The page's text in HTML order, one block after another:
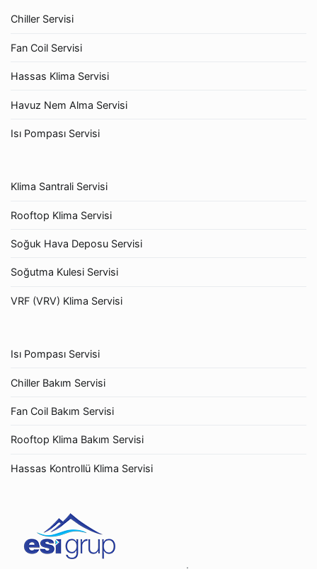
Chiller Servisi
Fan Coil Servisi
Hassas Klima Servisi
Havuz Nem Alma Servisi
Isı Pompası Servisi
Klima Santrali Servisi
Rooftop Klima Servisi
Soğuk Hava Deposu Servisi
Soğutma Kulesi Servisi
VRF (VRV) Klima Servisi
Isı Pompası Servisi
Chiller Bakım Servisi
Fan Coil Bakım Servisi
Rooftop Klima Bakım Servisi
Hassas Kontrollü Klima Servisi